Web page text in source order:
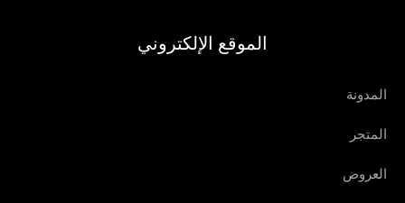
الموقع الإلكتروني
المدونة
المتجر
العروض